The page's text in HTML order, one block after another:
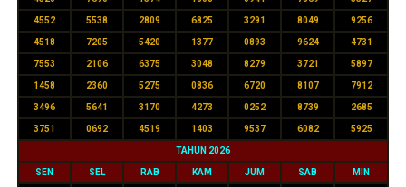
4552 5538 2809 6825 3291 8049 9256
4518 7205 5420 1377 0893 9624 4731
7553 2106 6375 3048 8279 3721 5897
1458 2360 5275 0836 6720 8107 7912
3496 5641 3170 4273 0252 8739 2685
3751 0692 4519 1403 9537 6082 5925
TAHUN 2026
SEN SEL RAB KAM JUM SAB MIN